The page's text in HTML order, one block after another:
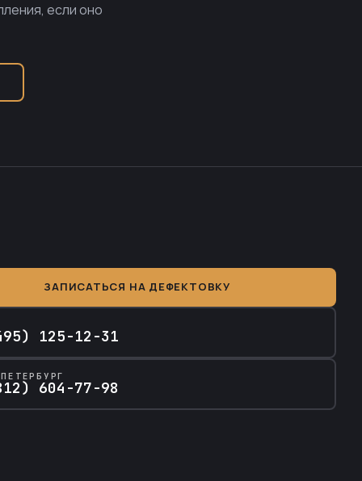
если оно
ЗАПИСАТЬСЯ НА ДЕФЕКТОВКУ
125-12-31
604-77-98